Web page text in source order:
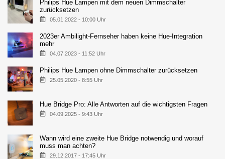
Philips Hue Lampen mit dem neuen Dimmschalter
zurücksetzen
05.01.2022 - 10:00 Uhr
2023er Ambilight-Fernseher haben keine Hue-Integration
mehr
04.07.2023 - 11:52 Uhr
Philips Hue Lampen ohne Dimmschalter zurücksetzen
25.05.2020 - 8:55 Uhr
Hue Bridge Pro: Alle Antworten auf die wichtigsten Fragen
04.09.2025 - 9:43 Uhr
Wann wird eine zweite Hue Bridge notwendig und worauf
muss man achten?
29.12.2017 - 17:45 Uhr